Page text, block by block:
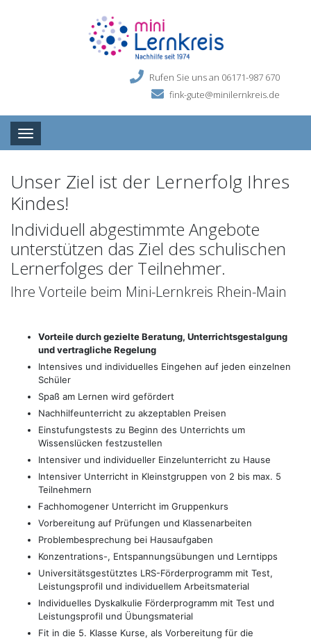
Rufen Sie uns an 06171-987 670
fink-gute@minilernkreis.de
Toggle navigation
Unser Ziel ist der Lernerfolg Ihres
Kindes!
Individuell abgestimmte Angebote
unterstützen das Ziel des schulischen
Lernerfolges der Teilnehmer.
Ihre Vorteile beim Mini-Lernkreis Rhein-Main
Vorteile durch gezielte Beratung, Unterrichtsgestalgung
und vertragliche Regelung
Intensives und individuelles Eingehen auf jeden einzelnen
Schüler
Spaß am Lernen wird gefördert
Nachhilfeunterricht zu akzeptablen Preisen
Einstufungstests zu Beginn des Unterrichts um
Wissenslücken festzustellen
Intensiver und individueller Einzelunterricht zu Hause
Intensiver Unterricht in Kleinstgruppen von 2 bis max. 5
Teilnehmern
Fachhomogener Unterricht im Gruppenkurs
Vorbereitung auf Prüfungen und Klassenarbeiten
Problembesprechung bei Hausaufgaben
Konzentrations-, Entspannungsübungen und Lerntipps
Universitätsgestütztes LRS-Förderprogramm mit Test,
Leistungsprofil und individuellem Arbeitsmaterial
Individuelles Dyskalkulie Förderprogramm mit Test und
Leistungsprofil und Übungsmaterial
Fit in die 5. Klasse Kurse, als Vorbereitung für die